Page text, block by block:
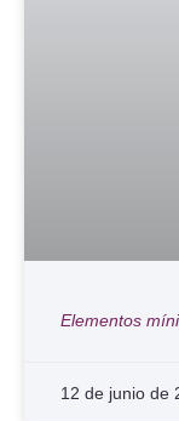
Elementos
12 de junio de